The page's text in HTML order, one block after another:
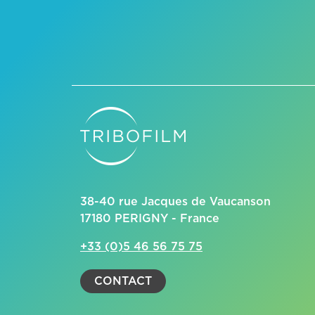
38-40 rue Jacques de Vaucanson
17180 PERIGNY - France
+33 (0)5 46 56 75 75
CONTACT